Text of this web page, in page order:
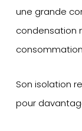
une grande
condensation
Son isolation
pour